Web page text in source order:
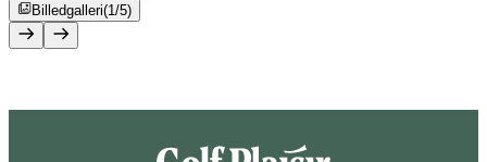
Billedgalleri(1/5)